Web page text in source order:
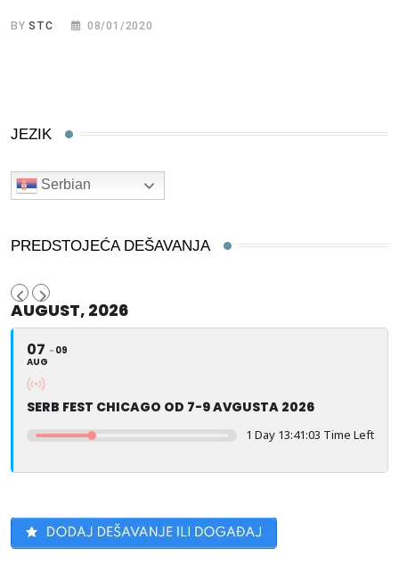
BYSTC 08/01/2020
JEZIK
Serbian
PREDSTOJEĆA DEŠAVANJA
AUGUST, 2026
07
AUG
09
SERB FEST CHICAGO OD 7-9 AVGUSTA 2026
1 Day 13:41:03 Time Left